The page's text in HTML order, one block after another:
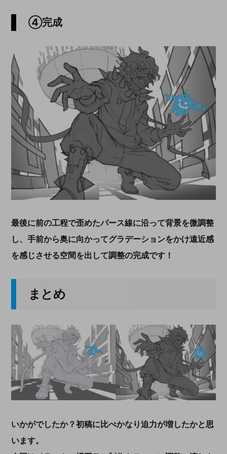
④完成
最後に前の工程で歪めたパース線に沿って背景を微調整
し、手前から奥に向かってグラデーションをかけ遠近感
を感じさせる空間を出して調整の完成です！
まとめ
いかがでしたか？初稿に比べかなり迫力が増したかと思
います。